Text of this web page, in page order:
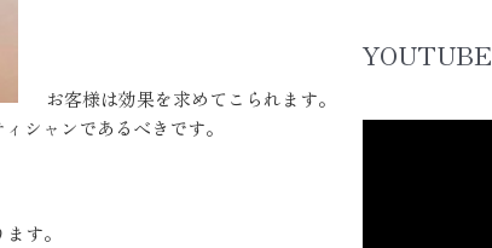
お客様は効果を求めてこられます。
シャンであるべきです。
す。
YOUTUBE